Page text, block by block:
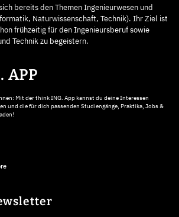
bereits den Themen Ingenieurwesen und
Naturwissenschaft, Technik). Ihr Ziel ist
frühzeitig für den Ingenieursberuf sowie
Technik zu begeistern.
Mit der think ING. App kannst du deine Interessen
und die für dich passenden Studiengänge, Praktika, Jobs &